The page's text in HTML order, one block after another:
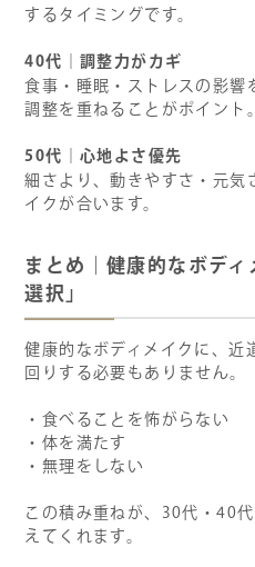
するタイミングです。
40代｜調整力がカギ
食事・睡眠・ストレスの影響
調整を重ねることがポイント
50代｜心地よさ優先
細さより、動きやすさ・元気
イクが合います。
まとめ｜健康的なボデ
選択」
健康的なボディメイクに、近
回りする必要もありません。
・食べることを怖がらない
・体を満たす
・無理をしない
この積み重ねが、30代・40
えてくれます。